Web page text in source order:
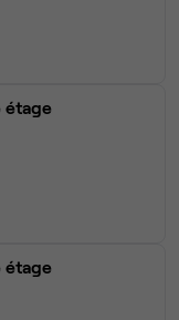
étage
étage